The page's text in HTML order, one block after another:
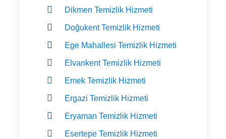
Dikmen Temizlik Hizmeti
Doğukent Temizlik Hizmeti
Ege Mahallesi Temizlik Hizmeti
Elvankent Temizlik Hizmeti
Emek Temizlik Hizmeti
Ergazi Temizlik Hizmeti
Eryaman Temizlik Hizmeti
Esertepe Temizlik Hizmeti